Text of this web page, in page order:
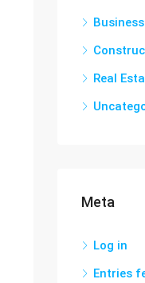
Business
Real
Meta
Log in
Entries